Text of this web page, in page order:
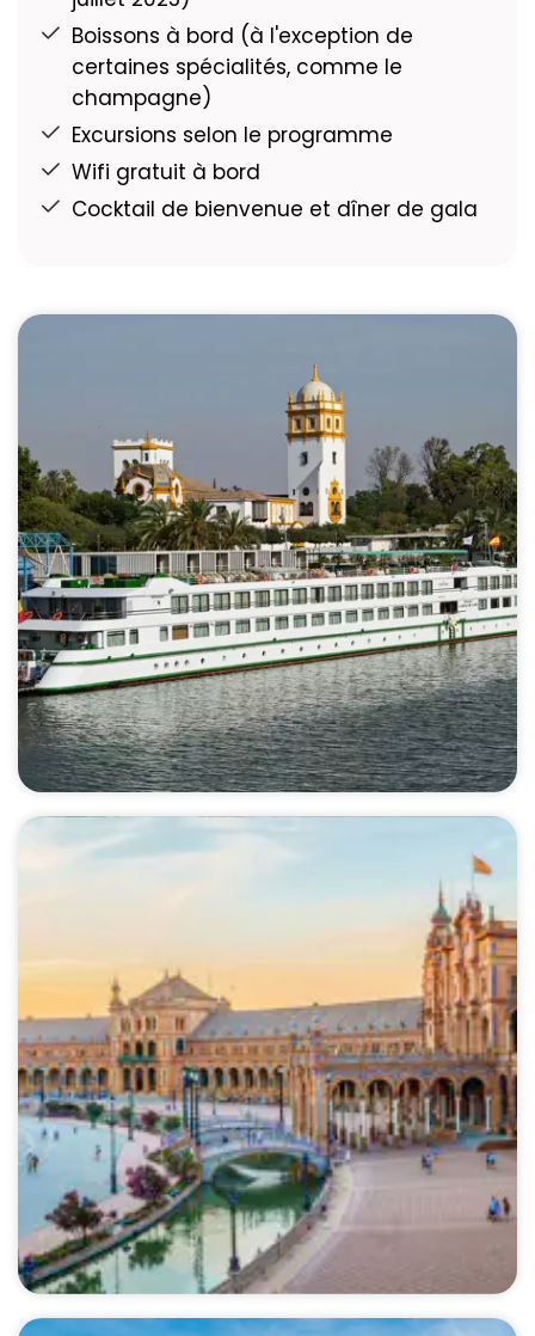
Nombre de membres d'équipage :
Longueur :110 m
Largeur :11,40 m
Nombre de cabines :
Capacité de passagers :176
Cabine accessible aux personnes à
mobilité réduite :1
coulissantes
- Cabines avec
fenêtres à ouverture haute
PONT PRINCIPAL- Cabines avec hublots
Boissons à bord (à l'exception de
certaines spécialités, comme le
champagne)
Excursions selon le programme
Wifi gratuit à bord
Cocktail de bienvenue et dîner de gala